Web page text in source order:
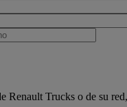
Renault Trucks o de su